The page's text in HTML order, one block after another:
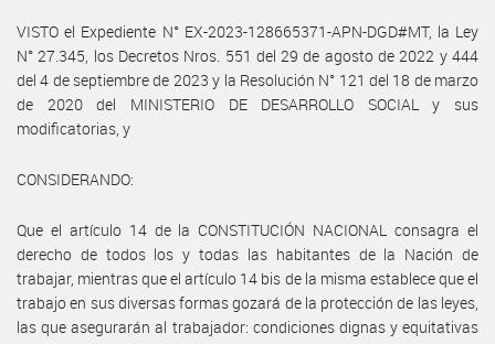
VISTO el Expediente N° EX-2023-128665371-APN-DGD#MT, la Ley
N° 27.345, los Decretos Nros. 551 del 29 de agosto de 2022 y 444
del 4 de septiembre de 2023 y la Resolución N° 121 del 18 de marzo
de 2020 del MINISTERIO DE DESARROLLO SOCIAL y sus
modificatorias, y
CONSIDERANDO:
Que el artículo 14 de la CONSTITUCIÓN NACIONAL consagra el
derecho de todos los y todas las habitantes de la Nación de
trabajar, mientras que el artículo 14 bis de la misma establece que el
trabajo en sus diversas formas gozará de la protección de las leyes,
las que asegurarán al trabajador: condiciones dignas y equitativas